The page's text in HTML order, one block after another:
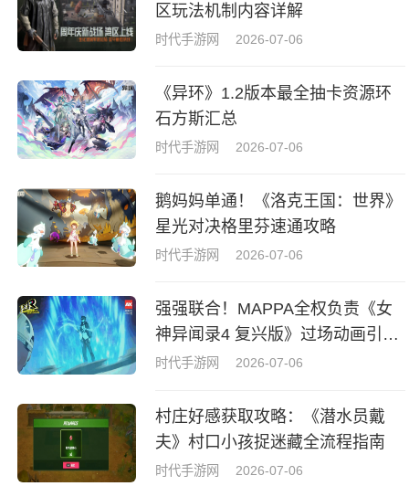
区玩法机制内容详解
时代手游网 2026-07-06
《异环》1.2版本最全抽卡资源环
石方斯汇总
时代手游网 2026-07-06
鹅妈妈单通！《洛克王国：世界》
星光对决格里芬速通攻略
时代手游网 2026-07-06
强强联合！MAPPA全权负责《女
神异闻录4 复兴版》过场动画引热
议
时代手游网 2026-07-06
村庄好感获取攻略：《潜水员戴
夫》村口小孩捉迷藏全流程指南
时代手游网 2026-07-06